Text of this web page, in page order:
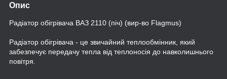
Опис
Радіатор обігрівача ВАЗ 2110 (піч) (вир-во Flagmus)
Радіатор обігрівача - це звичайний теплообмінник, який
забезпечує передачу тепла від теплоносія до навколишнього
повітря.